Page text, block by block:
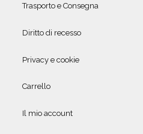
Trasporto e Consegna
Diritto di recesso
Privacy e cookie
Carrello
Il mio account